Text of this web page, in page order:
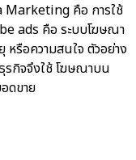
Marketing คือ การใช้
ads คือ ระบบโฆษณา
หรือความสนใจ ตัวอย่าง
กิจจึงใช้โฆษณาบน
ดขาย